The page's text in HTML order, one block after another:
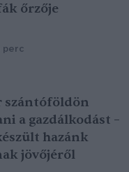
őrzője
perc
szántóföldön
a gazdálkodást –
hazánk
jövőjéről